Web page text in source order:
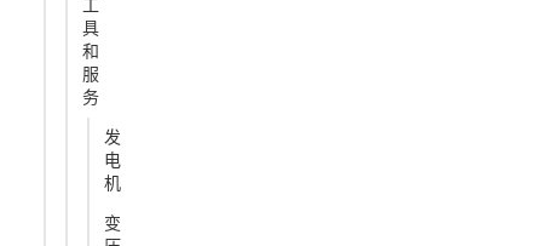
工
具
和
服
务
发
电
机
变